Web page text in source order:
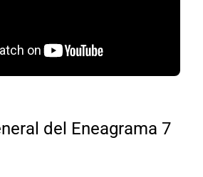
del Eneagrama 7